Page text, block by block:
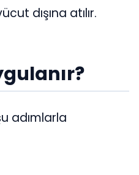
dışına atılır.
adımlarla